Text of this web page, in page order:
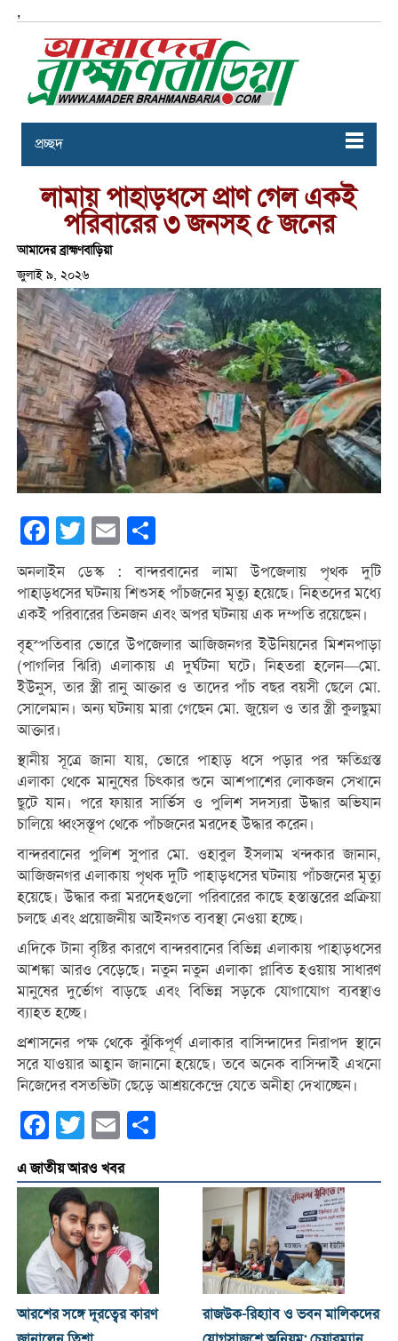
,
প্রচ্ছদ
লামায় পাহাড়ধসে প্রাণ গেল একই
পরিবারের ৩ জনসহ ৫ জনের
আমাদের ব্রাহ্মণবাড়িয়া
জুলাই ৯, ২০২৬
Facebook
Twitter Email
অনলাইন ডেস্ক : বান্দরবানের লামা উপজেলায় পৃথক দুটি
পাহাড়ধসের ঘটনায় শিশুসহ পাঁচজনের মৃত্যু হয়েছে। নিহতদের মধ্যে
একই পরিবারের তিনজন এবং অপর ঘটনায় এক দম্পতি রয়েছেন।
বৃহস্পতিবার ভোরে উপজেলার আজিজনগর ইউনিয়নের মিশনপাড়া
(পাগলির ঝিরি) এলাকায় এ দুর্ঘটনা ঘটে। নিহতরা হলেন—মো.
ইউনুস, তার স্ত্রী রানু আক্তার ও তাদের পাঁচ বছর বয়সী ছেলে মো.
সোলেমান। অন্য ঘটনায় মারা গেছেন মো. জুয়েল ও তার স্ত্রী কুলছুমা
আক্তার।
স্থানীয় সূত্রে জানা যায়, ভোরে পাহাড় ধসে পড়ার পর ক্ষতিগ্রস্ত
এলাকা থেকে মানুষের চিৎকার শুনে আশপাশের লোকজন সেখানে
ছুটে যান। পরে ফায়ার সার্ভিস ও পুলিশ সদস্যরা উদ্ধার অভিযান
চালিয়ে ধ্বংসস্তূপ থেকে পাঁচজনের মরদেহ উদ্ধার করেন।
বান্দরবানের পুলিশ সুপার মো. ওহাবুল ইসলাম খন্দকার জানান,
আজিজনগর এলাকায় পৃথক দুটি পাহাড়ধসের ঘটনায় পাঁচজনের মৃত্যু
হয়েছে। উদ্ধার করা মরদেহগুলো পরিবারের কাছে হস্তান্তরের প্রক্রিয়া
চলছে এবং প্রয়োজনীয় আইনগত ব্যবস্থা নেওয়া হচ্ছে।
এদিকে টানা বৃষ্টির কারণে বান্দরবানের বিভিন্ন এলাকায় পাহাড়ধসের
আশঙ্কা আরও বেড়েছে। নতুন নতুন এলাকা প্লাবিত হওয়ায় সাধারণ
মানুষের দুর্ভোগ বাড়ছে এবং বিভিন্ন সড়কে যোগাযোগ ব্যবস্থাও
ব্যাহত হচ্ছে।
প্রশাসনের পক্ষ থেকে ঝুঁকিপূর্ণ এলাকার বাসিন্দাদের নিরাপদ স্থানে
সরে যাওয়ার আহ্বান জানানো হয়েছে। তবে অনেক বাসিন্দাই এখনো
নিজেদের বসতভিটা ছেড়ে আশ্রয়কেন্দ্রে যেতে অনীহা দেখাচ্ছেন।
Facebook
Twitter Email
এ জাতীয় আরও খবর
আরশের সঙ্গে দূরত্বের কারণ
রাজউক-রিহ্যাব ও ভবন মালিকদের